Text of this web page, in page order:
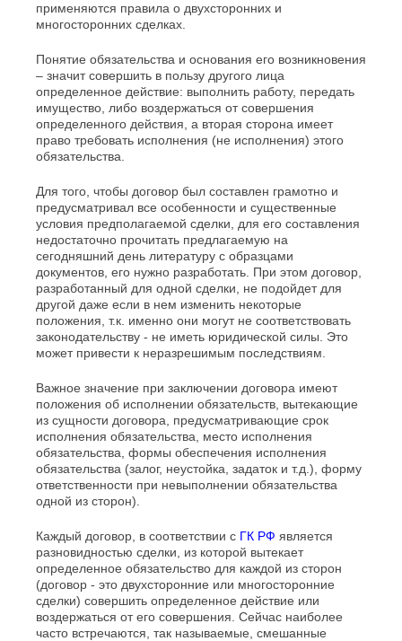
применяются правила о двухсторонних и
многосторонних сделках.
Понятие обязательства и основания его возникновения
– значит совершить в пользу другого лица
определенное действие: выполнить работу, передать
имущество, либо воздержаться от совершения
определенного действия, а вторая сторона имеет
право требовать исполнения (не исполнения) этого
обязательства.
Для того, чтобы договор был составлен грамотно и
предусматривал все особенности и существенные
условия предполагаемой сделки, для его составления
недостаточно прочитать предлагаемую на
сегодняшний день литературу с образцами
документов, его нужно разработать. При этом договор,
разработанный для одной сделки, не подойдет для
другой даже если в нем изменить некоторые
положения, т.к. именно они могут не соответствовать
законодательству - не иметь юридической силы. Это
может привести к неразрешимым последствиям.
Важное значение при заключении договора имеют
положения об исполнении обязательств, вытекающие
из сущности договора, предусматривающие срок
исполнения обязательства, место исполнения
обязательства, формы обеспечения исполнения
обязательства (залог, неустойка, задаток и т.д.), форму
ответственности при невыполнении обязательства
одной из сторон).
Каждый договор, в соответствии с ГК РФ является
разновидностью сделки, из которой вытекает
определенное обязательство для каждой из сторон
(договор - это двухсторонние или многосторонние
сделки) совершить определенное действие или
воздержаться от его совершения. Сейчас наиболее
часто встречаются, так называемые, смешанные